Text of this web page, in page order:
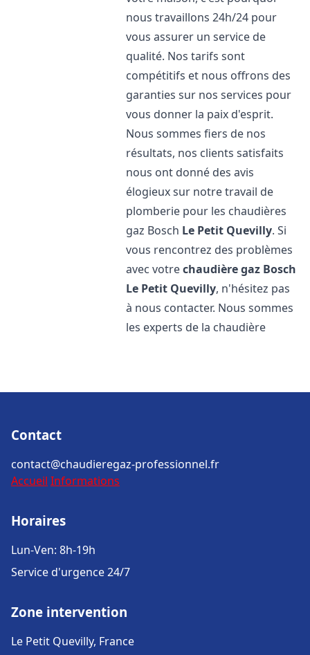
nous travaillons 24h/24 pour
vous assurer un service de
qualité. Nos tarifs sont
compétitifs et nous offrons des
garanties sur nos services pour
vous donner la paix d'esprit.
Nous sommes fiers de nos
résultats, nos clients satisfaits
nous ont donné des avis
élogieux sur notre travail de
plomberie pour les chaudières
gaz Bosch Le Petit Quevilly. Si
vous rencontrez des problèmes
avec votrechaudière gaz Bosch
Le Petit Quevilly, n'hésitez pas
à nous contacter. Nous sommes
les experts de la chaudière
Contact
contact@chaudieregaz-professionnel.fr
Accueil Informations
Horaires
Lun-Ven: 8h-19h
Service d'urgence 24/7
Zone intervention
Le Petit Quevilly, France